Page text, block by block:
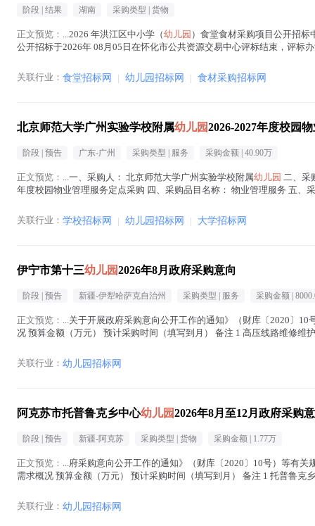
阶段 | 结果 湖南 采购类型 | 货物
正文预览： ...2026 年洪江区中小学（幼儿园 ）食堂食材采购项目公开招标
公开招标于2026年 08月05日在怀化市公共资源交易中心评标结束，评标
关联行业： 食堂招标网 | 幼儿园招标网 | 食材采购招标网
北京师范大学广州实验学校附属幼儿园2026-2027年度校园
阶段 | 预告 广东-广州 采购类型 | 服务 采购金额 | 40.90万
正文预览： ...一、采购人： 北京师范大学广州实验学校附属幼儿园 二、采
年度校园物业管理服务定点采购 四、采购品目名称： 物业管理服务 五、
关联行业： 学校招标网 | 幼儿园招标网 | 大学招标网
伊宁市第十三幼儿园2026年8月政府采购意向
阶段 | 预告 新疆-伊犁哈萨克自治州 采购类型 | 服务 采购金额 |
正文预览： ...关于开展政府采购意向公开工作的通知》（财库〔2020〕10
况 预算金额（万元） 预计采购时间（填写到月） 备注 1 高压线路维修
关联行业： 幼儿园招标网
阿克苏市托普鲁克乡中心幼儿园2026年8月至12月政府采购
阶段 | 预告 新疆-阿克苏 采购类型 | 货物 采购金额 | 1.77万
正文预览： ...府采购意向公开工作的通知》（财库〔2020〕10号）等有关
需求概况 预算金额（万元） 预计采购时间（填写到月） 备注 1 托普鲁克
关联行业： 幼儿园招标网